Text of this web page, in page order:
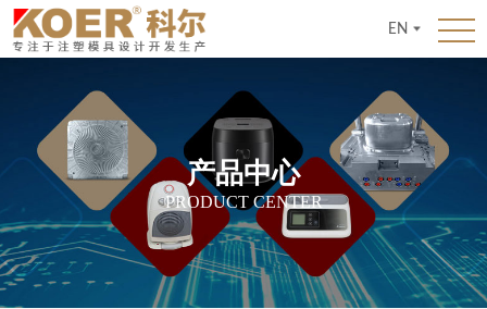
EN
产品中心
PRODUCT CENTER